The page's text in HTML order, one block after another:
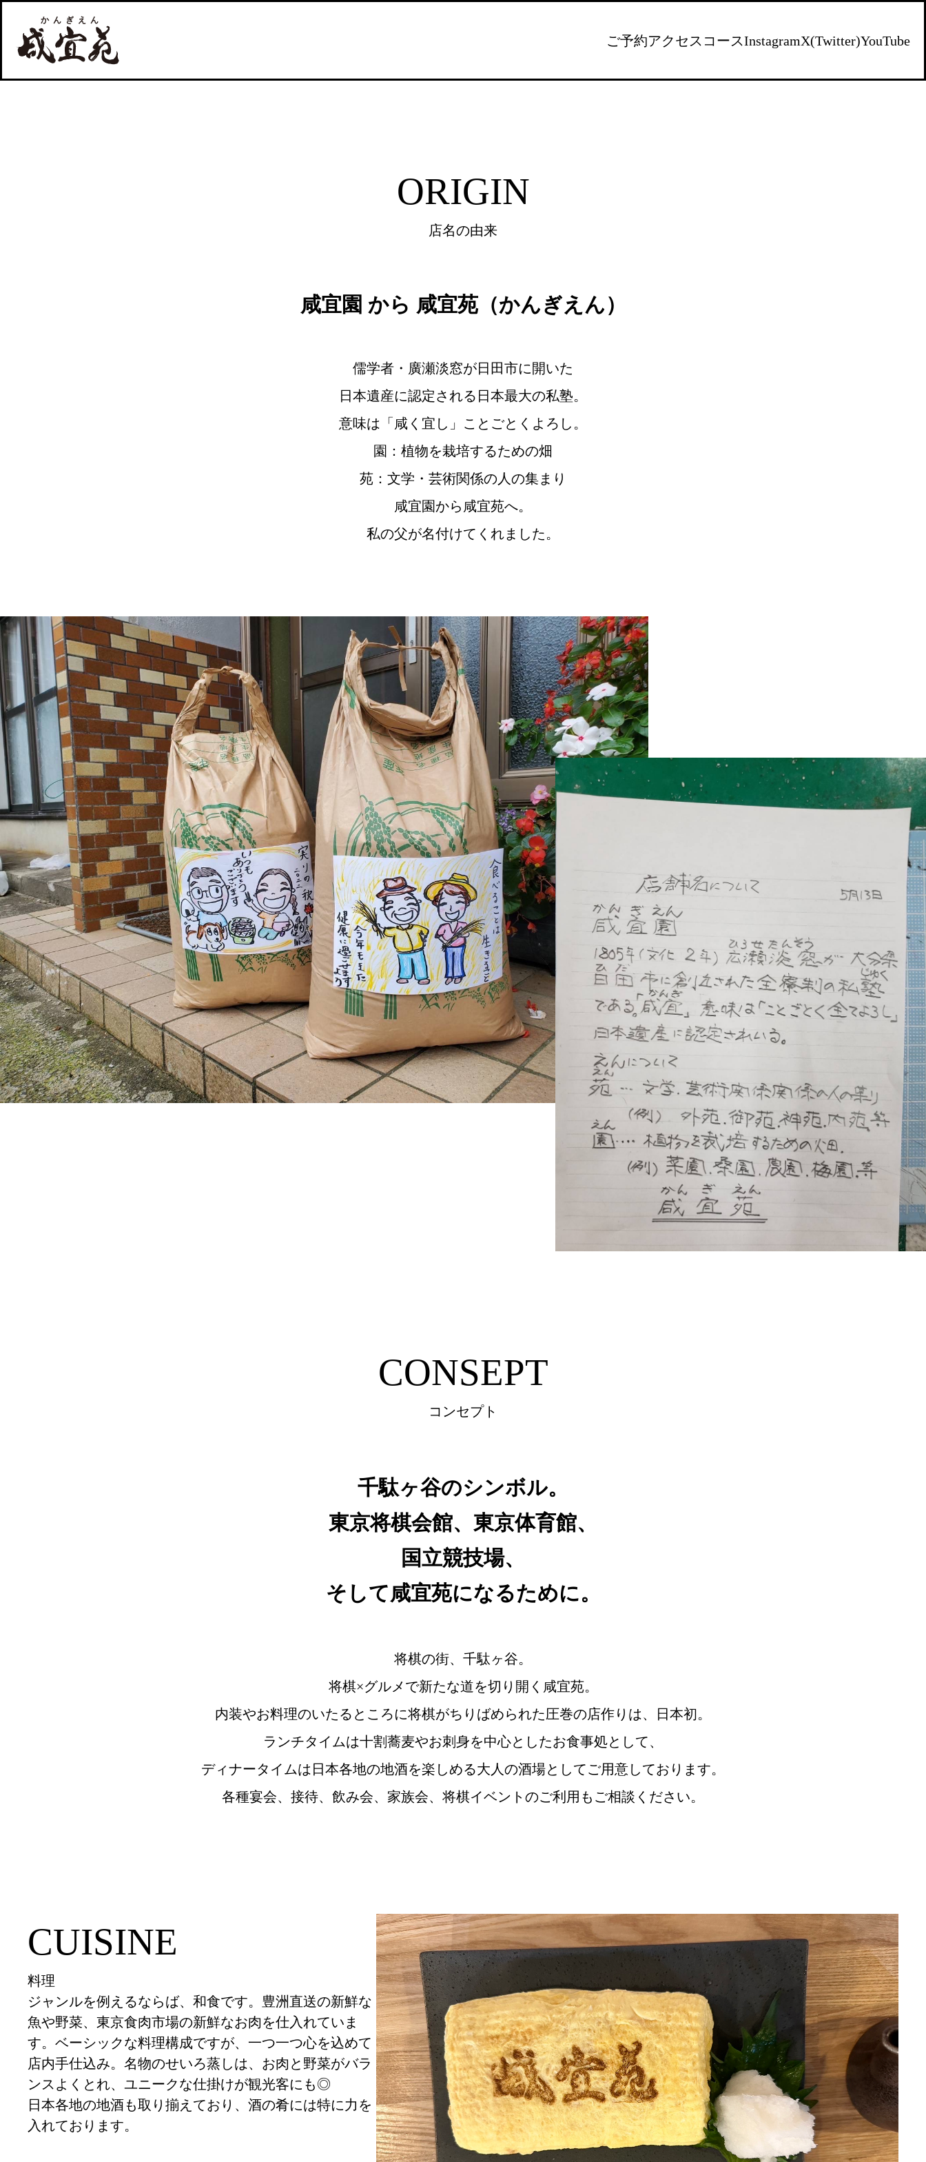
ご予約アクセス コースInstagramX(Twitter)YouTube
ORIGIN
店名の由来
咸宜園 から 咸宜苑（かんぎえん）
儒学者・廣瀬淡窓が日田市に開いた
日本遺産に認定される日本最大の私塾。
意味は「咸く宜し」ことごとくよろし。
園：植物を栽培するための畑
苑：文学・芸術関係の人の集まり
咸宜園から咸宜苑へ。
私の父が名付けてくれました。
CONSEPT
コンセプト
千駄ヶ谷のシンボル。
東京将棋会館、東京体育館、
国立競技場、
そして咸宜苑になるために。
将棋の街、千駄ヶ谷。
将棋×グルメで新たな道を切り開く咸宜苑。
内装やお料理のいたるところに将棋がちりばめられた圧巻の店作りは、日本初。
ランチタイムは十割蕎麦やお刺身を中心としたお食事処として、
ディナータイムは日本各地の地酒を楽しめる大人の酒場としてご用意しております。
各種宴会、接待、飲み会、家族会、将棋イベントのご利用もご相談ください。
CUISINE
料理
ジャンルを例えるならば、和食です。豊洲直送の新鮮な
魚や野菜、東京食肉市場の新鮮なお肉を仕入れていま
す。ベーシックな料理構成ですが、一つ一つ心を込めて
店内手仕込み。名物のせいろ蒸しは、お肉と野菜がバラ
ンスよくとれ、ユニークな仕掛けが観光客にも◎
日本各地の地酒も取り揃えており、酒の肴には特に力を
入れております。